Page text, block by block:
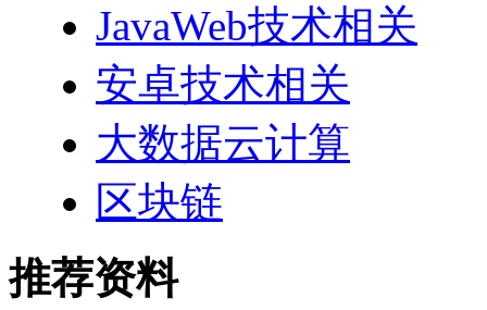
JavaWeb技术相关
安卓技术相关
大数据云计算
区块链
推荐资料